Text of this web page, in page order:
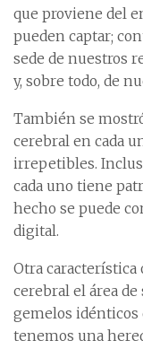
que proviene del
pueden captar;
sede de nuestros
y, sobre todo, de
También se
cerebral en cada
irrepetibles.
cada uno tiene
hecho se puede
digital.
Otra característica
cerebral el área
gemelos idénticos
tenemos una